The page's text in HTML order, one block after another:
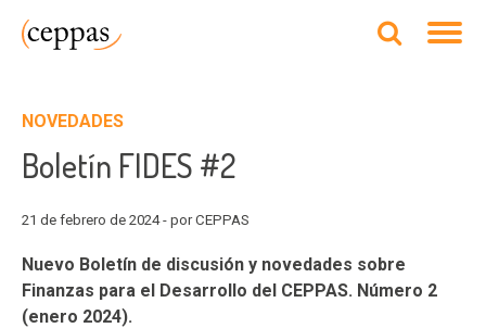
NOVEDADES
Boletín FIDES #2
21 de febrero de 2024 - por CEPPAS
Nuevo Boletín de discusión y novedades sobre
Finanzas para el Desarrollo del CEPPAS. Número 2
(enero 2024).